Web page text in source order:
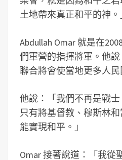
土地帶來真正和平的神。
Abdullah Omar 就是在
們軍營的指揮將軍。他
聯合將會使當地更多人民
他說：「我們不再是戰士
只有將基督教、穆斯林
能實現和平。」
Omar 接著說道：「我從